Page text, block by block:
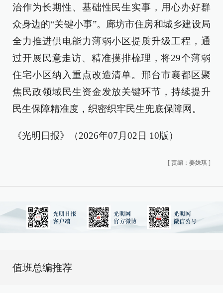
治作为长期性、基础性民生实事，用心办好群
众身边的“关键小事”。廊坊市住房和城乡建设局
全力推进供电能力薄弱小区提质升级工程，通
过开展民意走访、精准摸排梳理，将29个薄弱
住宅小区纳入重点改造清单。邢台市襄都区聚
焦民政领域民生资金发放关键环节，持续提升
民生保障精准度，织密织牢民生兜底保障网。
《光明日报》（2026年07月02日 10版）
[ 责编：姜姝琪 ]
值班总编推荐